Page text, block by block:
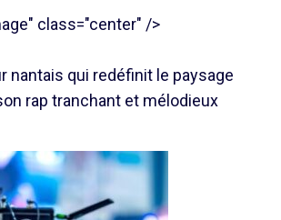
class="center" />
nantais qui redéfinit le paysage
rap tranchant et mélodieux